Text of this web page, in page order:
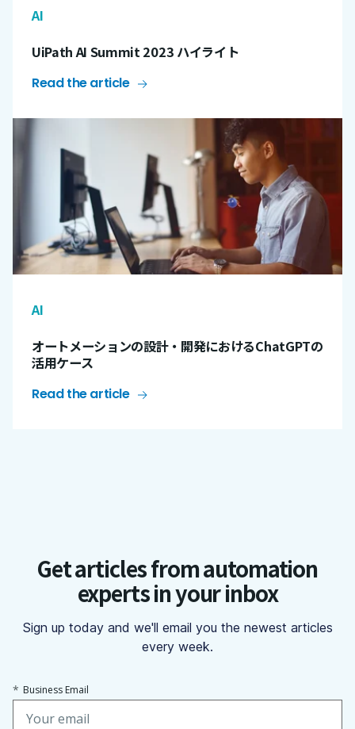
AI
UiPath AI Summit 2023 ハイライト
Read the article
AI
オートメーションの設計・開発におけるChatGPTの
活用ケース
Read the article
Get articles from automation
experts in your inbox
Sign up today and we'll email you the newest articles
every week.
* Business Email